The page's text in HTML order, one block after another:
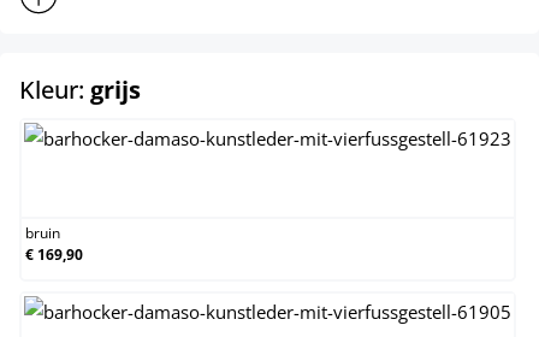
Kleur: grijsselect
bruin
€ 169,90